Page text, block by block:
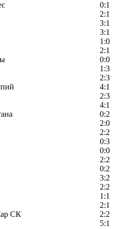
0:1
2:1
3:1
3:1
1:0
2:1
0:0
1:3
2:3
4:1
2:3
4:1
0:2
2:0
2:2
0:3
0:0
2:2
0:2
3:2
2:2
1:1
2:1
СК
2:2
5:1